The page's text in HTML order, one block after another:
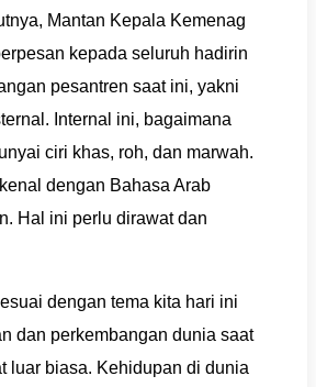
Mantan Kepala Kemenag
kepada seluruh hadirin
pesantren saat ini, yakni
Internal ini, bagaimana
ciri khas, roh, dan marwah.
dengan Bahasa Arab
Hal ini perlu dirawat dan
dengan tema kita hari ini
dan perkembangan dunia saat
luar biasa. Kehidupan di dunia